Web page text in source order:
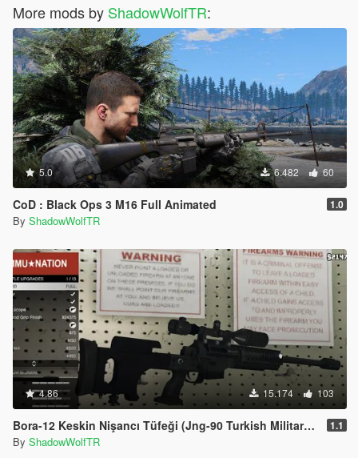
More mods by ShadowWolfTR:
5.0 6.482 60
CoD : Black Ops 3 M16 Full Animated 1.0
By ShadowWolfTR
4.86 15.174 103
Bora-12 Keskin Nişancı Tüfeği (Jng-90 Turkish Military Sniper Rifle) 1.1
By ShadowWolfTR